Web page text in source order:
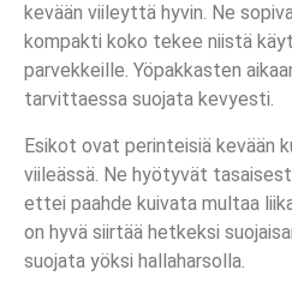
kevään viileyttä hyvin. Ne
kompakti koko tekee niistä
parvekkeille. Yöpakkasten
tarvittaessa suojata kevyesti.
Esikot ovat perinteisiä kevään
viileässä. Ne hyötyvät
ettei paahde kuivata multaa
on hyvä siirtää hetkeksi
suojata yöksi hallaharsolla.